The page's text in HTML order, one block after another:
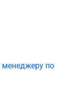
менеджеру по